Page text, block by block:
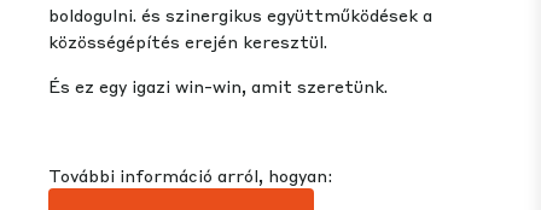
boldogulni. és szinergikus együttműködések a
közösségépítés erején keresztül.
És ez egy igazi win-win, amit szeretünk.
További információ arról, hogyan: